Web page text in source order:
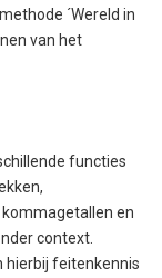
´Wereld in
van het
functies
en
context.
hierbij feitenkennis